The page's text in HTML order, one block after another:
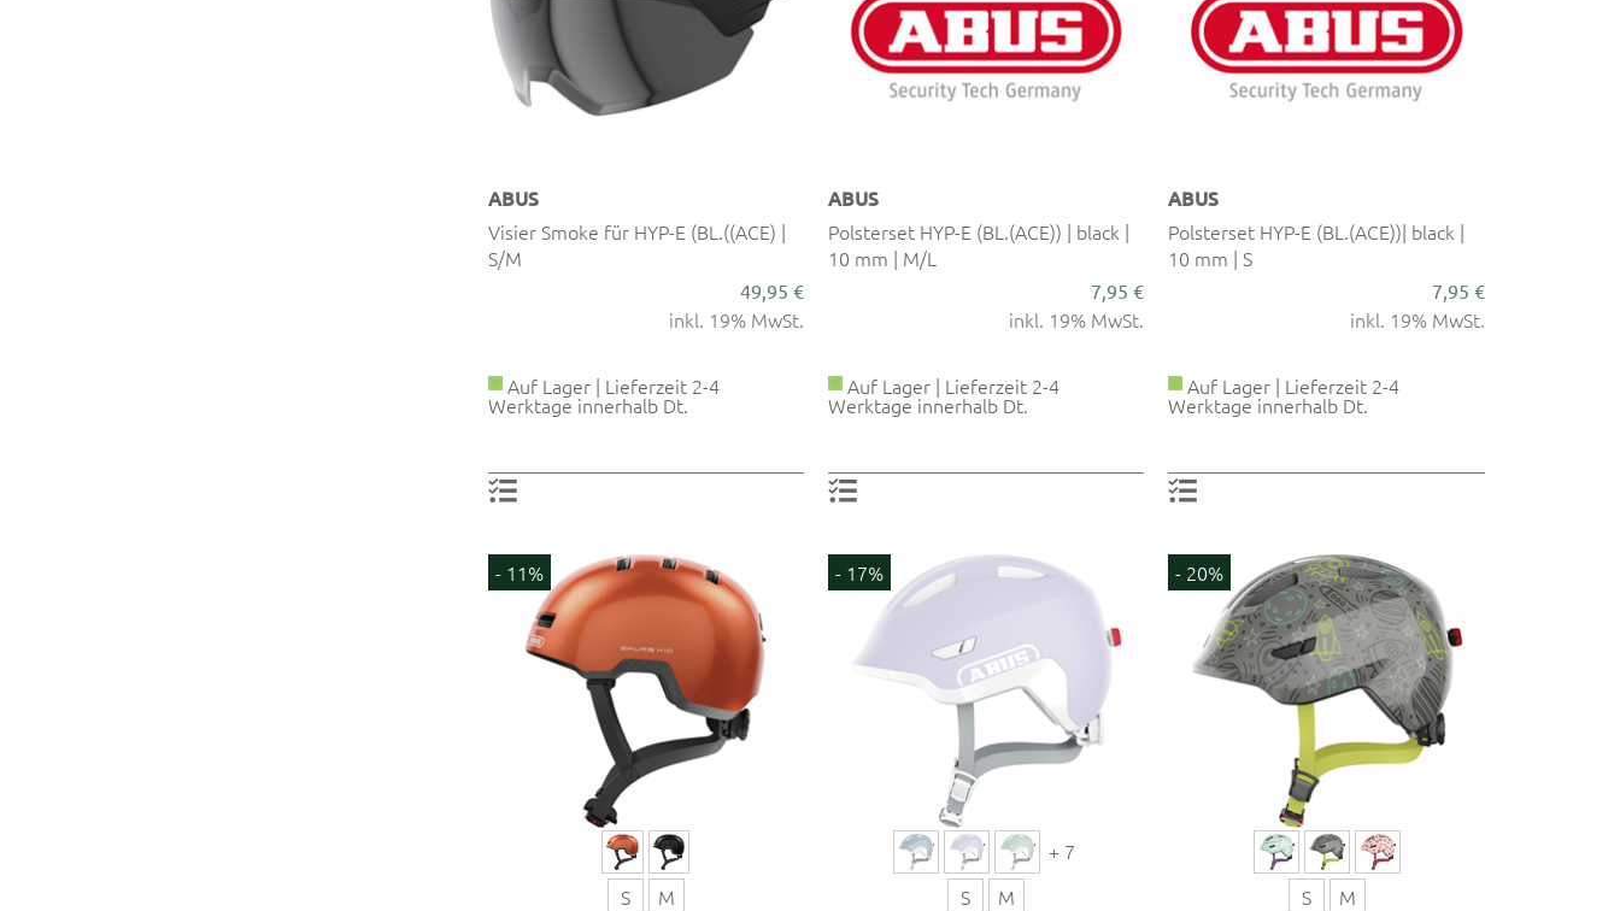
ABUS
Visier Smoke für HYP-E (BL.((ACE) |
S/M
49,95 €
inkl. 19% MwSt.
Auf Lager | Lieferzeit 2-4
Werktage innerhalb Dt.
ABUS
Polsterset HYP-E (BL.(ACE)) | black |
10 mm | M/L
7,95 €
inkl. 19% MwSt.
Auf Lager | Lieferzeit 2-4
Werktage innerhalb Dt.
ABUS
Polsterset HYP-E (BL.(ACE))| black |
10 mm | S
7,95 €
inkl. 19% MwSt.
Auf Lager | Lieferzeit 2-4
Werktage innerhalb Dt.
- 11%
S
M
- 17%
+ 7
S
M
- 20%
S
M